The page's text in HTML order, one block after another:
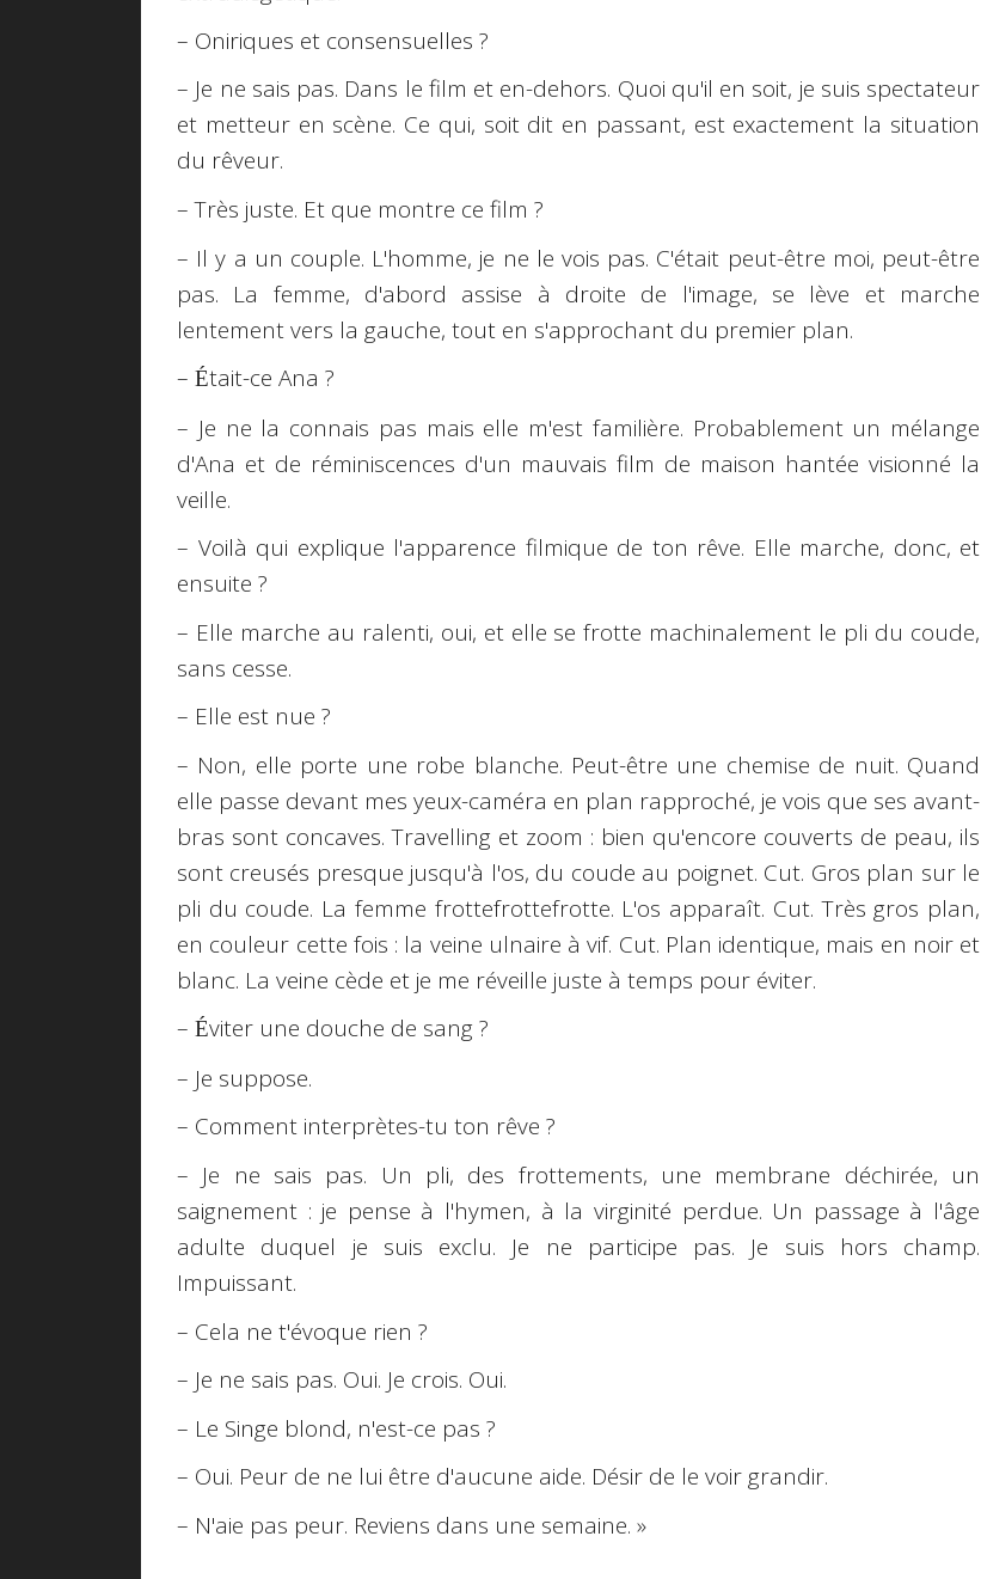
– Oniriques et consensuelles ?
– Je ne sais pas. Dans le film et en-dehors. Quoi qu'il en soit, je suis spectateur
et metteur en scène. Ce qui, soit dit en passant, est exactement la situation
du rêveur.
– Très juste. Et que montre ce film ?
– Il y a un couple. L'homme, je ne le vois pas. C'était peut-être moi, peut-être
pas. La femme, d'abord assise à droite de l'image, se lève et marche
lentement vers la gauche, tout en s'approchant du premier plan.
– Était-ce Ana ?
– Je ne la connais pas mais elle m'est familière. Probablement un mélange
d'Ana et de réminiscences d'un mauvais film de maison hantée visionné la
veille.
– Voilà qui explique l'apparence filmique de ton rêve. Elle marche, donc, et
ensuite ?
– Elle marche au ralenti, oui, et elle se frotte machinalement le pli du coude,
sans cesse.
– Elle est nue ?
– Non, elle porte une robe blanche. Peut-être une chemise de nuit. Quand
elle passe devant mes yeux-caméra en plan rapproché, je vois que ses avant-
bras sont concaves. Travelling et zoom : bien qu'encore couverts de peau, ils
sont creusés presque jusqu'à l'os, du coude au poignet. Cut. Gros plan sur le
pli du coude. La femme frottefrottefrotte. L'os apparaît. Cut. Très gros plan,
en couleur cette fois : la veine ulnaire à vif. Cut. Plan identique, mais en noir et
blanc. La veine cède et je me réveille juste à temps pour éviter.
– Éviter une douche de sang ?
– Je suppose.
– Comment interprètes-tu ton rêve ?
– Je ne sais pas. Un pli, des frottements, une membrane déchirée, un
saignement : je pense à l'hymen, à la virginité perdue. Un passage à l'âge
adulte duquel je suis exclu. Je ne participe pas. Je suis hors champ.
Impuissant.
– Cela ne t'évoque rien ?
– Je ne sais pas. Oui. Je crois. Oui.
– Le Singe blond, n'est-ce pas ?
– Oui. Peur de ne lui être d'aucune aide. Désir de le voir grandir.
– N'aie pas peur. Reviens dans une semaine. »